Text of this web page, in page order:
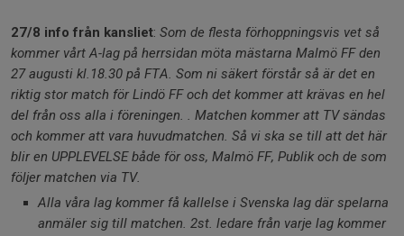
27/8 info från kansliet: Som de flesta förhoppningsvis vet så
kommer vårt A-lag på herrsidan möta mästarna Malmö FF den
27 augusti kl.18.30 på FTA. Som ni säkert förstår så är det en
riktig stor match för Lindö FF och det kommer att krävas en hel
del från oss alla i föreningen. . Matchen kommer att TV sändas
och kommer att vara huvudmatchen. Så vi ska se till att det här
blir en UPPLEVELSE både för oss, Malmö FF, Publik och de som
följer matchen via TV.
Alla våra lag kommer få kallelse i Svenska lag där spelarna
anmäler sig till matchen. 2st. ledare från varje lag kommer